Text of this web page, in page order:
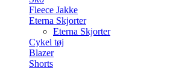
Fleece Jakke
Eterna Skjorter
Eterna Skjorter
Cykel tøj
Blazer
Shorts